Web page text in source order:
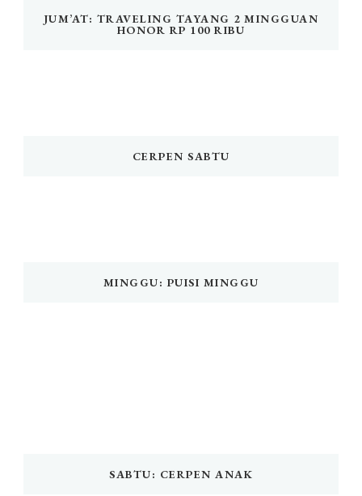
JUM’AT: TRAVELING TAYANG 2 MINGGUAN
HONOR RP 100 RIBU
CERPEN SABTU
MINGGU: PUISI MINGGU
SABTU: CERPEN ANAK